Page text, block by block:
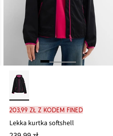
203,99 zł z kodem FINED
Lekka kurtka softshell